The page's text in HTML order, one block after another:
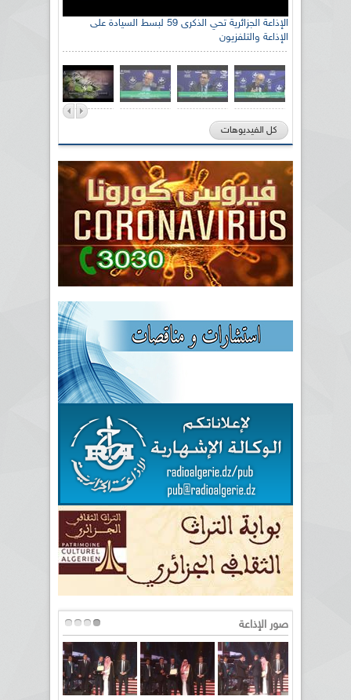
الإذاعة الجزائرية تحي الذكرى 59 لبسط السيادة على
الإذاعة والتلفزيون
كل الفيديوهات
صور الإذاعة